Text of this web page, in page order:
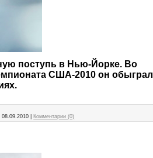
поступь в Нью-Йорке. Во
США-2010 он обыграл
08.09.2010 Комментарии (0)